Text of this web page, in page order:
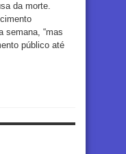
da morte.
semana, “mas
público até